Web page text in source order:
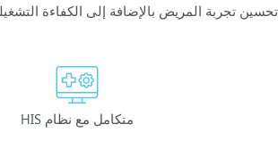
تحسين تجربة المريض بالإضافة إلى الكفاءة
متكامل مع نظام HIS